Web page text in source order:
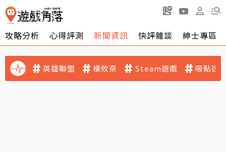
攻略分析 心得評測 新聞資訊 快評雜談 紳士專區
英雄聯盟 橘攸奈 Steam遊戲 吸點迷